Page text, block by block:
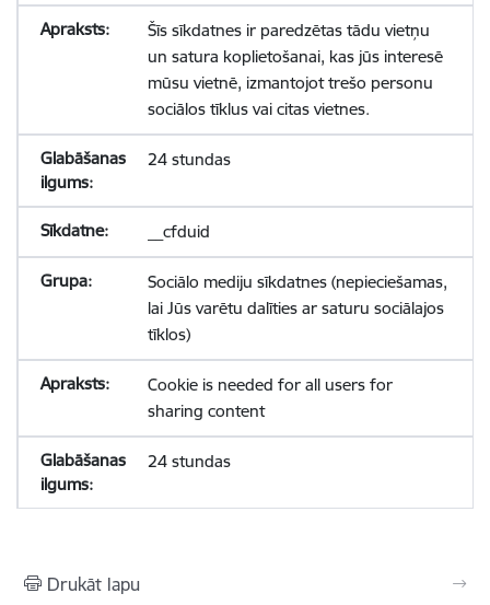
Šīs sīkdatnes ir paredzētas tādu vietņu
un satura koplietošanai, kas jūs interesē
mūsu vietnē, izmantojot trešo personu
sociālos tīklus vai citas vietnes.
24 stundas
__cfduid
Sociālo mediju sīkdatnes (nepieciešamas,
lai Jūs varētu dalīties ar saturu sociālajos
tīklos)
Cookie is needed for all users for
sharing content
24 stundas
Drukāt lapu